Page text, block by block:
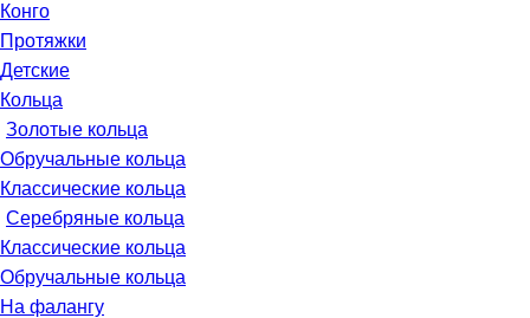
Конго
Протяжки
Детские
Кольца
Золотые кольца
Обручальные кольца
Классические кольца
Серебряные кольца
Классические кольца
Обручальные кольца
На фалангу